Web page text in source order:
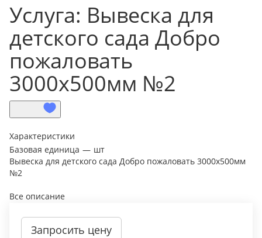
Услуга: Вывеска для
детского сада Добро
пожаловать
3000х500мм №2
Характеристики
Базовая единица — шт
Вывеска для детского сада Добро пожаловать 3000х500мм
№2
Все описание
Запросить цену